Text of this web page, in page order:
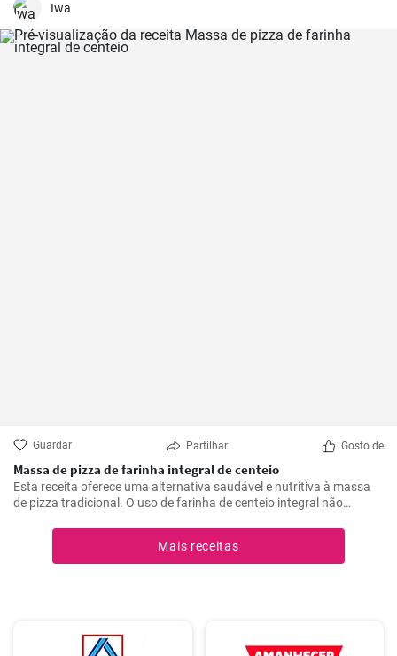
interessante e deliciosa no tradicional tiramisu que irá certamente
impressiona não só pelo seu sabor excecional, mas também pelo
seu aspeto único.
Iwa
Guardar Partilhar Gosto de
Massa de pizza de farinha integral de centeio
Esta receita oferece uma alternativa saudável e nutritiva à massa
de pizza tradicional. O uso de farinha de centeio integral não
fibras e nutrientes.
Mais receitas